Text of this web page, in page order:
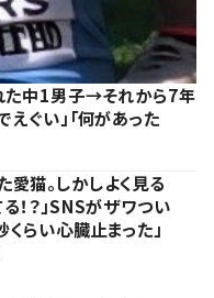
た中1男子→それから7年
ぐい」「何があった
猫。しかしよく見る
！？」SNSがザワつい
くらい心臓止まった」